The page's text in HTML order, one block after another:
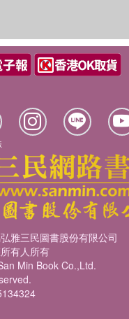
雅三民圖書股份有限公司
有人所有
Min Book Co.,Ltd.